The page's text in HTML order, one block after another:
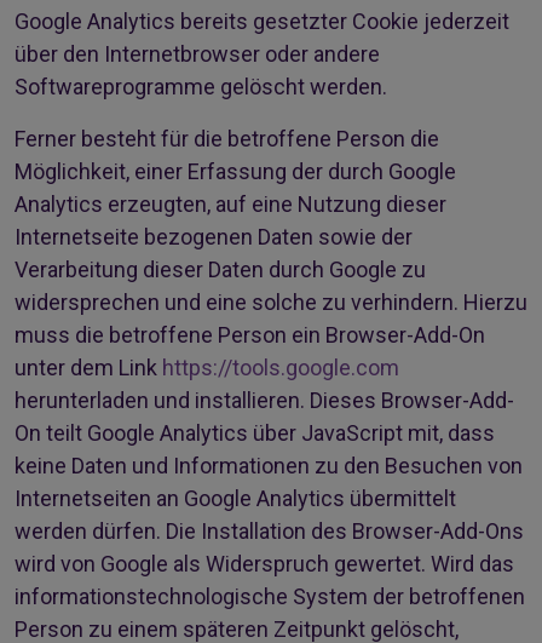
Google Analytics bereits gesetzter Cookie jederzeit
über den Internetbrowser oder andere
Softwareprogramme gelöscht werden.
Ferner besteht für die betroffene Person die
Möglichkeit, einer Erfassung der durch Google
Analytics erzeugten, auf eine Nutzung dieser
Internetseite bezogenen Daten sowie der
Verarbeitung dieser Daten durch Google zu
widersprechen und eine solche zu verhindern. Hierzu
muss die betroffene Person ein Browser-Add-On
unter dem Link https://tools.google.com
herunterladen und installieren. Dieses Browser-Add-
On teilt Google Analytics über JavaScript mit, dass
keine Daten und Informationen zu den Besuchen von
Internetseiten an Google Analytics übermittelt
werden dürfen. Die Installation des Browser-Add-Ons
wird von Google als Widerspruch gewertet. Wird das
informationstechnologische System der betroffenen
Person zu einem späteren Zeitpunkt gelöscht,